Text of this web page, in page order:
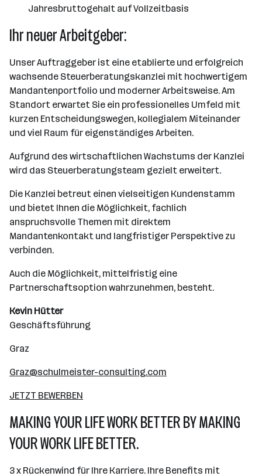
Jahresbruttogehalt auf Vollzeitbasis
Ihr neuer Arbeitgeber:
Unser Auftraggeber ist eine etablierte und erfolgreich
wachsende Steuerberatungskanzlei mit hochwertigem
Mandantenportfolio und moderner Arbeitsweise. Am
Standort erwartet Sie ein professionelles Umfeld mit
kurzen Entscheidungswegen, kollegialem Miteinander
und viel Raum für eigenständiges Arbeiten.
Aufgrund des wirtschaftlichen Wachstums der Kanzlei
wird das Steuerberatungsteam gezielt erweitert.
Die Kanzlei betreut einen vielseitigen Kundenstamm
und bietet Ihnen die Möglichkeit, fachlich
anspruchsvolle Themen mit direktem
Mandantenkontakt und langfristiger Perspektive zu
verbinden.
Auch die Möglichkeit, mittelfristig eine
Partnerschaftsoption wahrzunehmen, besteht.
Kevin Hütter
Geschäftsführung
Graz
Graz@schulmeister-consulting.com
JETZT BEWERBEN
MAKING YOUR LIFE WORK BETTER BY MAKING
YOUR WORK LIFE BETTER.
3 x Rückenwind für Ihre Karriere. Ihre Benefits mit